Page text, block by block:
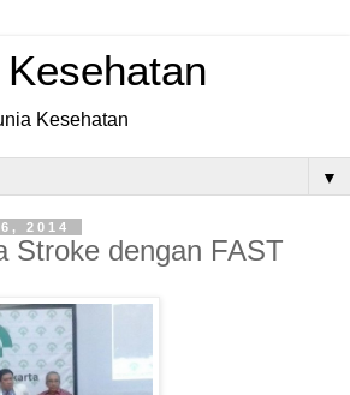
Kesehatan
▼
2014
Stroke dengan FAST